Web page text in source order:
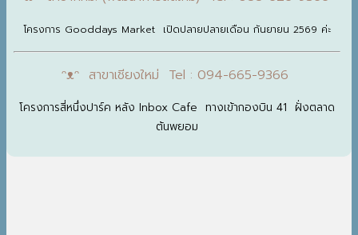
โครงการ Gooddays Market เปิดปลายปลายเดือน กันยายน 2569 ค่ะ
ᵔᴥᵔ สาขาเชียงใหม่ Tel : 094-665-9366
โครงการสี่หนึ่งปาร์ค หลัง Inbox Cafe ทางเข้ากองบิน 41 ฝั่งตลาด
ต้นพยอม